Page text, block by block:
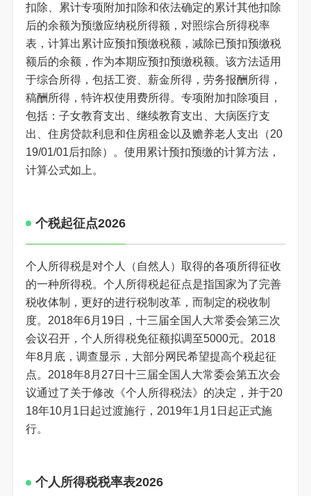
扣除、累计专项附加扣除和依法确定的累计其他扣除
后的余额为预缴应纳税所得额，对照综合所得税率
表，计算出累计应预扣预缴税额，减除已预扣预缴税
额后的余额，作为本期应预扣预缴税额。该方法适用
于综合所得，包括工资、薪金所得，劳务报酬所得，
稿酬所得，特许权使用费所得。专项附加扣除项目，
包括：子女教育支出、继续教育支出、大病医疗支
出、住房贷款利息和住房租金以及赡养老人支出（20
19/01/01后扣除）。使用累计预扣预缴的计算方法，
计算公式如上。
个税起征点2026
个人所得税是对个人（自然人）取得的各项所得征收
的一种所得税。个人所得税起征点是指国家为了完善
税收体制，更好的进行税制改革，而制定的税收制
度。2018年6月19日，十三届全国人大常委会第三次
会议召开，个人所得税免征额拟调至5000元。2018
年8月底，调查显示，大部分网民希望提高个税起征
点。2018年8月27日十三届全国人大常委会第五次会
议通过了关于修改《个人所得税法》的决定，并于20
18年10月1日起过渡施行，2019年1月1日起正式施
行。
个人所得税税率表2026